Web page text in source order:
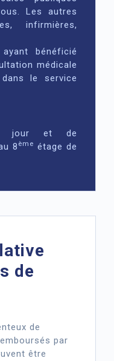
Les autres
infirmières,
bénéficié
médicale
le service
jour et de
8 ème étage de
de
de
par
être